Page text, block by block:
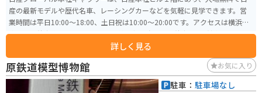
産の最新モデルや歴代名車、レーシングカーなどを気軽に見学できます。営
業時間は平日10:00～18:00、土日祝は10:00～20:00です。アクセスは横浜駅
東口から徒歩約7分、みなとみらい線・新高島駅から徒歩5分。館内にはカフ
ェや日産グッズが揃うブティックもあり、リラックスできる空間が魅力的で
す。 さらに、試乗体験（要予約）ができ、街中や高速を走る日産のEVやe-PO
WER車の走りを実際に体感できます。駐車場はなく近隣のパーキングや提携
駐車場「横浜三井ビルディング駐車場」を利用できます。バイクの場合はベ
詳しく見る
原鉄道模型博物館 お気に入り
駐車： 駐車場なし